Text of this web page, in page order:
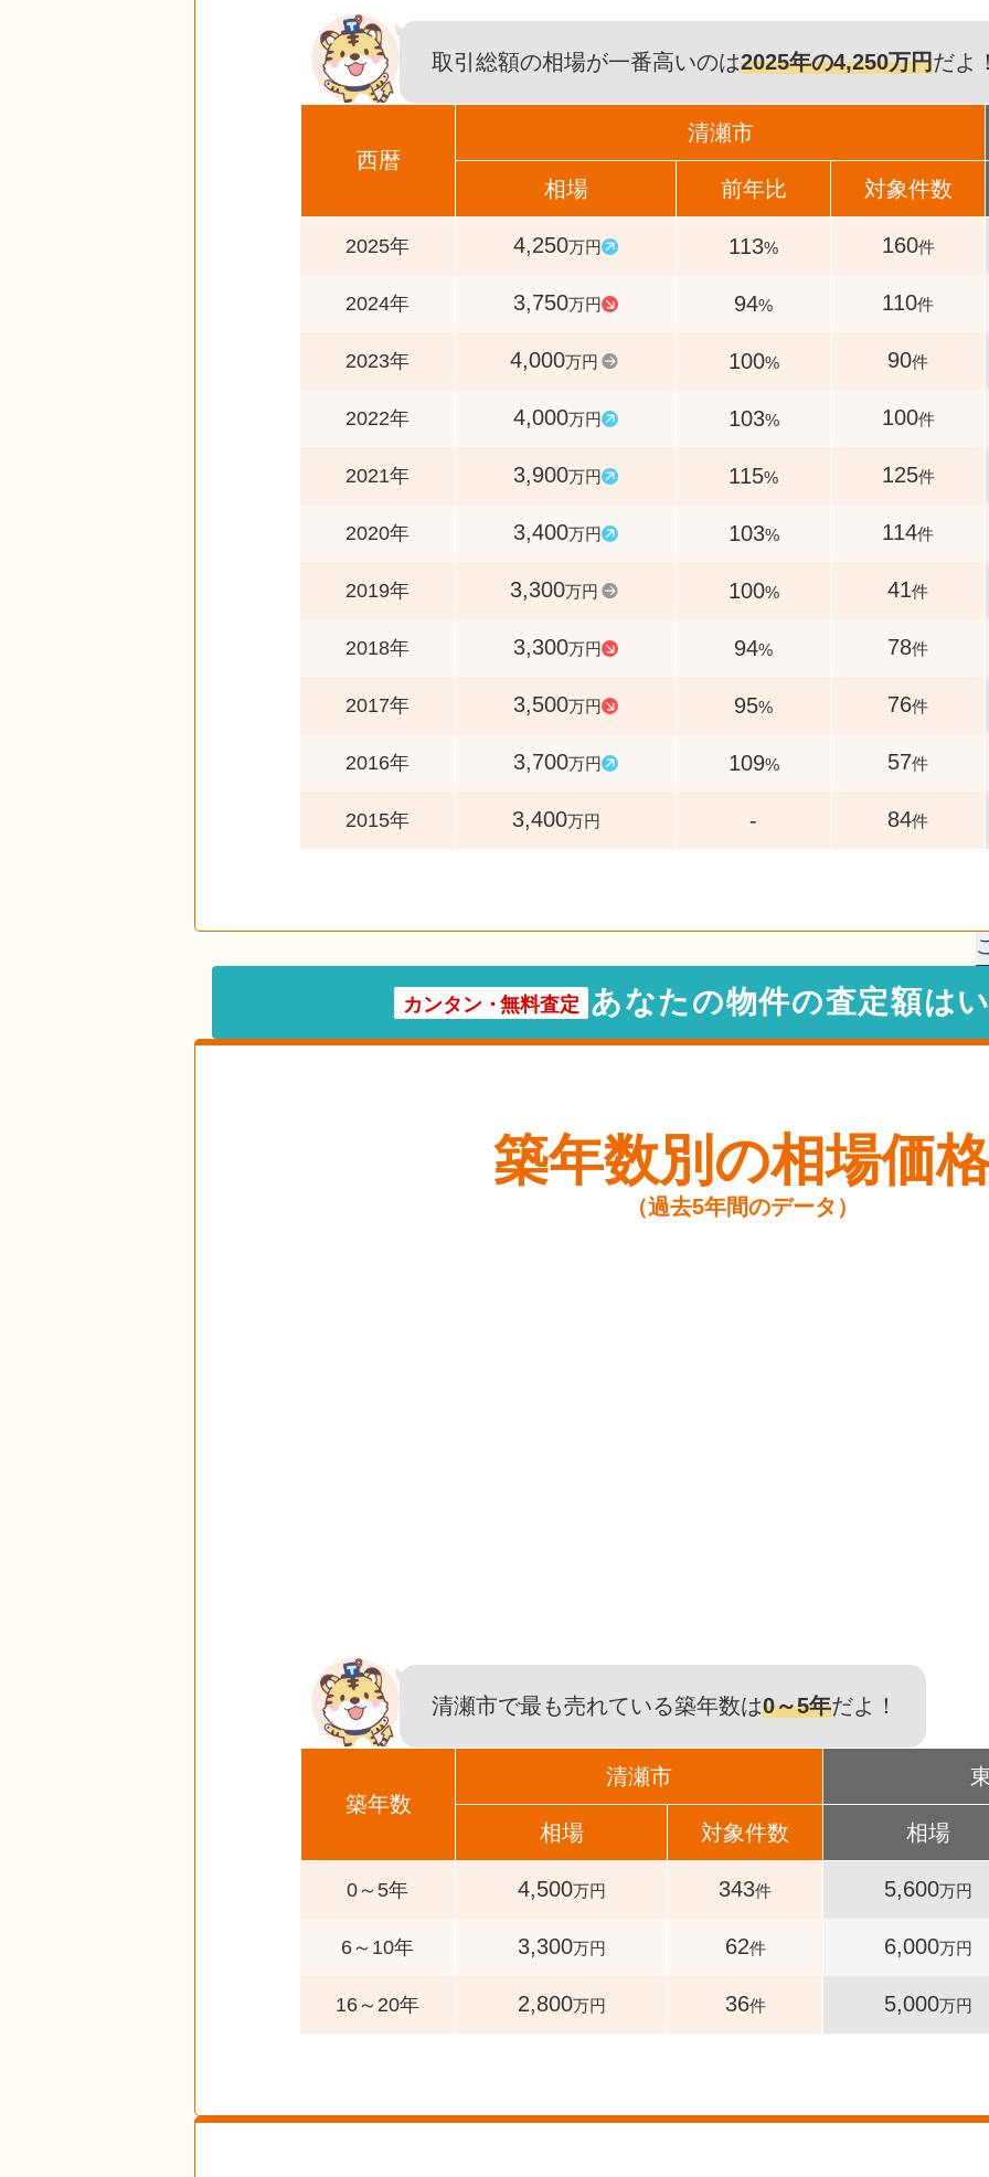
取引総額の相場が一番高いのは2025年の4,250万円だよ
西暦
清瀬市
相場 前年比 対象件数
2025年 4,250万円 113% 160件
2024年 3,750万円 94% 110件
2023年 4,000万円 100% 90件
2022年 4,000万円 103% 100件
2021年 3,900万円 115% 125件
2020年 3,400万円 103% 114件
2019年 3,300万円 100% 41件
2018年 3,300万円 94% 78件
2017年 3,500万円 95% 76件
2016年 3,700万円 109% 57件
2015年 3,400万円 - 84件
カンタン・ 無料査定 あなたの物件の査定額は
築年数別の相場価
（過去5年間のデータ）
清瀬市で最も売れている築年数は0～5年だよ！
築年数
清瀬市
相場 対象件数 相場
0～5年 4,500万円 343件 5,600万円
6～10年 3,300万円 62件 6,000万円
16～20年 2,800万円 36件 5,000万円